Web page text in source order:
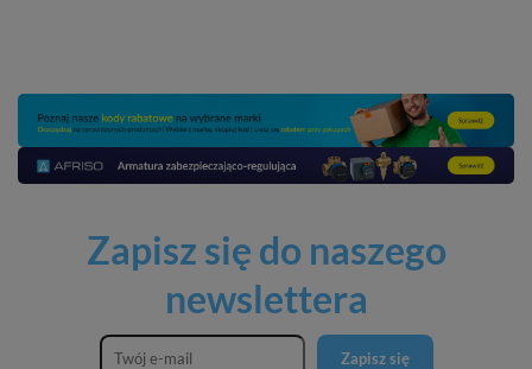
Zapisz się do naszego
newslettera
Zapisz się